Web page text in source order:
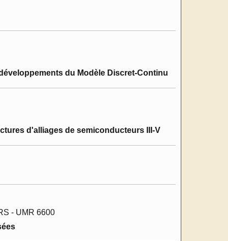
du Modèle Discret-Continu
d'alliages de semiconducteurs III-V
- UMR 6600